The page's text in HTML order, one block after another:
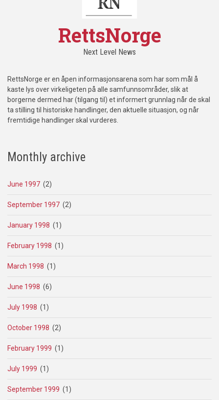
RettsNorge
Next Level News
RettsNorge er en åpen informasjonsarena som har som mål å
kaste lys over virkeligeten på alle samfunnsområder, slik at
borgerne dermed har (tilgang til) et informert grunnlag når de skal
ta stilling til historiske handlinger, den aktuelle situasjon, og når
fremtidige handlinger skal vurderes.
Monthly archive
June 1997 (2)
September 1997 (2)
January 1998 (1)
February 1998 (1)
March 1998 (1)
June 1998 (6)
July 1998 (1)
October 1998 (2)
February 1999 (1)
July 1999 (1)
September 1999 (1)